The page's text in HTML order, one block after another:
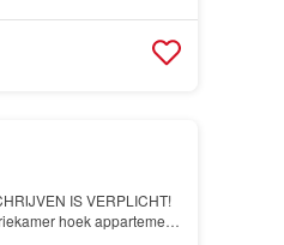
IS VERPLICHT!
hoek appartement